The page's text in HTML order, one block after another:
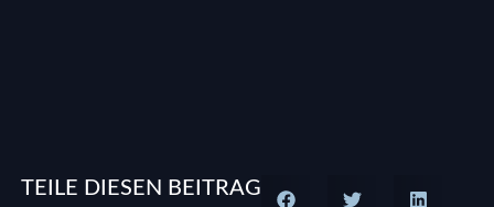
TEILE DIESEN BEITRAG